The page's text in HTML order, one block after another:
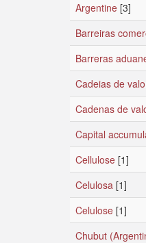
Argentine [3]
Barreiras
Barreras
Cadeias de
Cadenas de
Capital
Cellulose [1]
Celulosa [1]
Celulose [1]
Chubut